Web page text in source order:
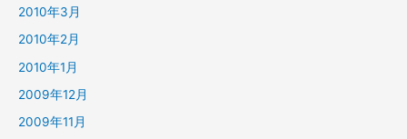
2010年3月
2010年2月
2010年1月
2009年12月
2009年11月